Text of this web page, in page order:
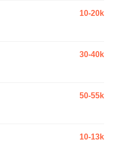
10-20k
30-40k
50-55k
10-13k